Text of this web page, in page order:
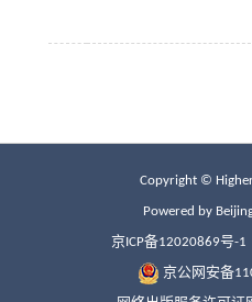
Copyright ©
Powered by
京ICP备12020869号-1
京公网安备